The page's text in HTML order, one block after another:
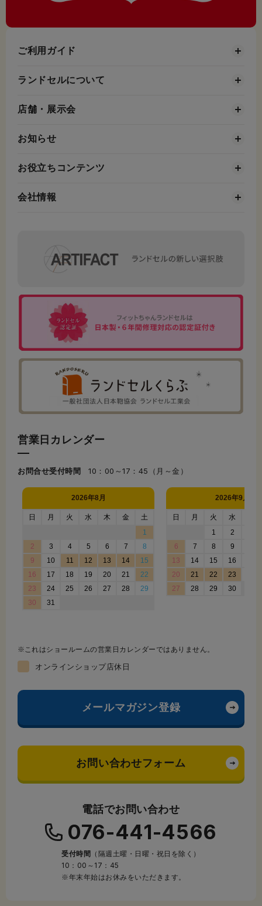
ご利用ガイド
ランドセルについて
店舗・展示会
お知らせ
お役立ちコンテンツ
会社情報
営業日カレンダー
お問合せ受付時間 10：00～17：45（月～金）
これはショールームの営業日カレンダーではありません。
オンラインショップ店休日
メールマガジン登録
お問い合わせフォーム
電話でお問い合わせ
076-441-4566
受付時間
（隔週土曜・日曜・祝日を除く）
10：00～17：45
※年末年始はお休みをいただきます。